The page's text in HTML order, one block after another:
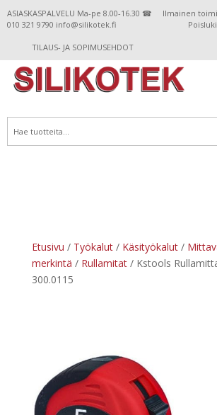
ASIASKASPALVELU Ma-pe 8.00-16.30 ☎
010 321 9790 info@silikotek.fi
Ilmainen
TILAUS- JA SOPIMUSEHDOT
Etusivu / Työkalut/ Käsityökalut/
merkintä / Rullamitat/ Kstools
300.0115